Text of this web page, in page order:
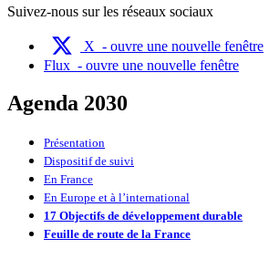
Suivez-nous sur les réseaux sociaux
X - ouvre une nouvelle fenêtre
Flux - ouvre une nouvelle fenêtre
Agenda 2030
Présentation
Dispositif de suivi
En France
En Europe et à l’international
17 Objectifs de développement durable
Feuille de route de la France